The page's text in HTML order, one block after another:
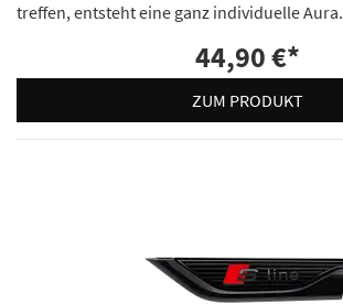
treffen, entsteht eine ganz individuelle Aura.
44,90 €*
ZUM PRODUKT